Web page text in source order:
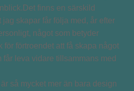
så mycket mer än bara design